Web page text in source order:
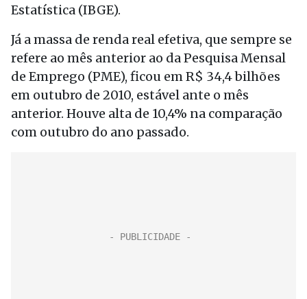
Estatística (IBGE).
Já a massa de renda real efetiva, que sempre se
refere ao mês anterior ao da Pesquisa Mensal
de Emprego (PME), ficou em R$ 34,4 bilhões
em outubro de 2010, estável ante o mês
anterior. Houve alta de 10,4% na comparação
com outubro do ano passado.